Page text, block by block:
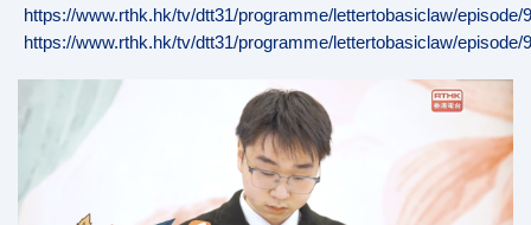
https://www.rthk.hk/tv/dtt31/programme/lettertobasiclaw/episode/
https://www.rthk.hk/tv/dtt31/programme/lettertobasiclaw/episode/